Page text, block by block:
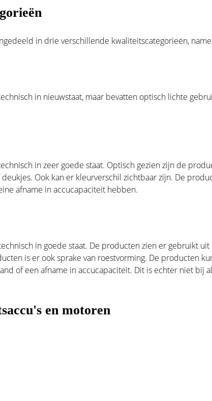
in drie verschillende kwaliteitscategorieën,
in nieuwstaat, maar bevatten optisch lichte
in zeer goede staat. Optisch gezien zijn de
Ook kan er kleurverschil zichtbaar zijn. De
afname in accucapaciteit hebben.
in goede staat. De producten zien er gebruikt
is er ook sprake van roestvorming. De producten
of een afname in accucapaciteit. Dit is echter niet bij
en motoren